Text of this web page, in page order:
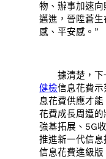
物、辦事加速向
邁進，晉陞蒼
感、平安感。”
據清楚，下
健檢信息花費
息花費供應才
花費成長周遭
強基拓展、5G
推進新一代信
信息花費進級版